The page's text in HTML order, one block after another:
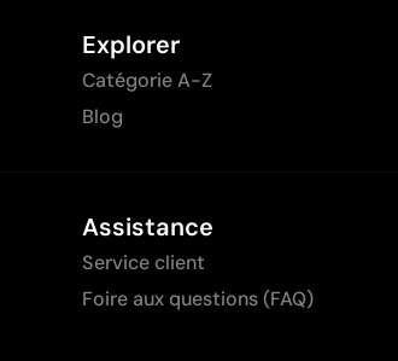
Explorer
Catégorie A-Z
Blog
Assistance
Service client
Foire aux questions (FAQ)